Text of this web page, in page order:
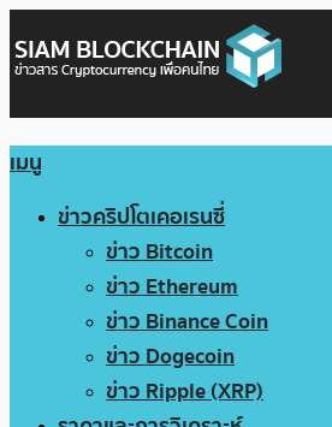
เมนู
ข่าวคริปโตเคอเรนซี่
ข่าว Bitcoin
ข่าว Ethereum
ข่าว Binance Coin
ข่าว Dogecoin
ข่าว Ripple (XRP)